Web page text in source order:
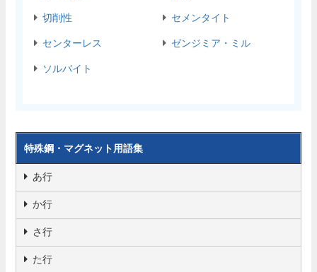
切削性 セメンタイト
センターレス ゼンジミア・ミル
ソルバイト
特殊鋼・マグネット用語集
あ行
か行
さ行
た行